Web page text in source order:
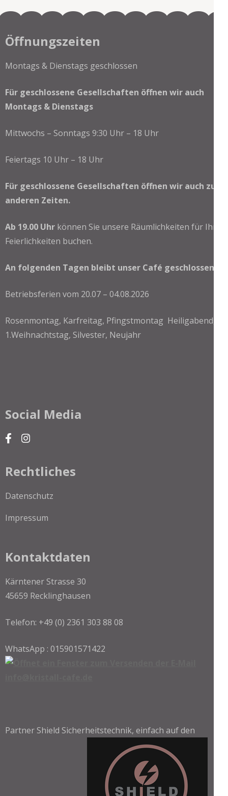
Öffnungszeiten
Montags & Dienstags geschlossen
Für geschlossene Gesellschaften öffnen wir auch
Montags & Dienstags
Mittwochs – Sonntags 9:30 Uhr – 18 Uhr
Feiertags 10 Uhr – 18 Uhr
Für geschlossene Gesellschaften öffnen wir auch zu
anderen Zeiten.
Ab 19.00 Uhr können Sie unsere Räumlichkeiten für Ihre
Feierlichkeiten buchen.
An folgenden Tagen bleibt unser Café geschlossen:
Betriebsferien vom 20.07 – 04.08.2026
Rosenmontag, Karfreitag, Pfingstmontag Heiligabend,
1.Weihnachtstag, Silvester, Neujahr
Social Media
Rechtliches
Datenschutz
Impressum
Kontaktdaten
Kärntener Strasse 30
45659 Recklinghausen
Telefon: +49 (0) 2361 303 88 08
WhatsApp : 015901571422
Partner Shield Sicherheitstechnik, einfach auf den